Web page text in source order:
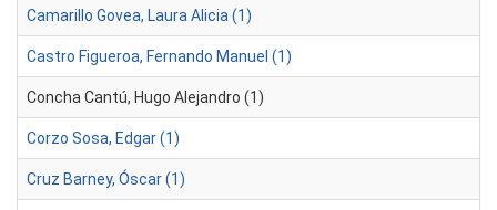
Camarillo Govea, Laura Alicia (1)
Castro Figueroa, Fernando Manuel (1)
Concha Cantú, Hugo Alejandro (1)
Corzo Sosa, Edgar (1)
Cruz Barney, Óscar (1)